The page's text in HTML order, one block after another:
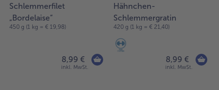
Schlemmerfilet
„Bordelaise“
450 g (1 kg = € 19,98)
8,99 €
inkl. MwSt.
Hähnchen-
Schlemmergratin
420 g (1 kg = € 21,40)
8,99 €
inkl. MwSt.